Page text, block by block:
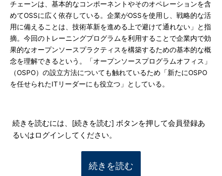
チェーンは、基本的なコンポーネントやそのオペレーションを含
めてOSSに広く依存している。企業がOSSを使用し、戦略的な活
用に備えることは、技術革新を進める上で避けて通れない」と指
摘。今回のトレーニングプログラムを利用することで企業内で効
果的なオープンソースプラクティスを構築するための基本的な概
念を理解できるという。「オープンソースプログラムオフィス」
（OSPO）の設立方法についても触れているため「新たにOSPO
を任せられたITリーダーにも役立つ」としている。
続きを読むには、[続きを読む] ボタンを押して会員登録あ
るいはログインしてください。
続きを読む